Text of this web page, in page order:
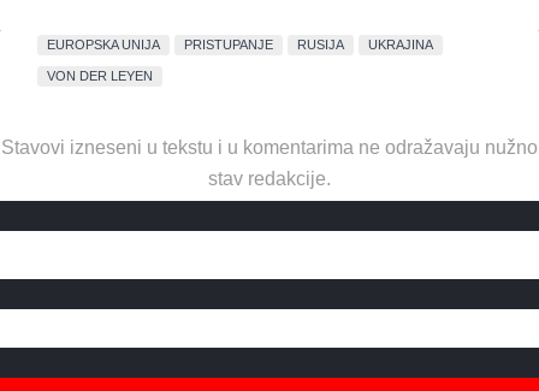
EUROPSKA UNIJA PRISTUPANJE RUSIJA UKRAJINA
VON DER LEYEN
Stavovi izneseni u tekstu i u komentarima ne odražavaju nužno
stav redakcije.